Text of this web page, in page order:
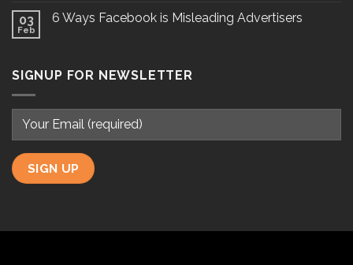
03
Feb
6 Ways Facebook is Misleading Advertisers
SIGNUP FOR NEWSLETTER